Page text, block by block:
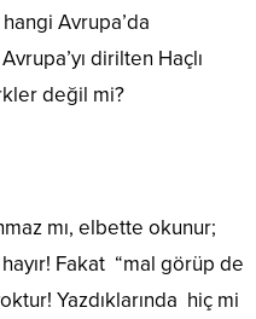
Avrupa’da
dirilten Haçlı
değil mi?
mı, elbette okunur;
Fakat “mal görüp de
Yazdıklarında hiç mi